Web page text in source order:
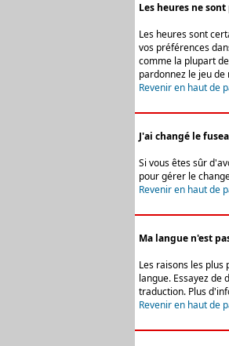
Les heures ne sont
Les heures sont
vos préférences
comme la plupart
pardonnez le jeu de
Revenir en haut de
J'ai changé le
Si vous êtes sûr
pour gérer le
Revenir en haut de
Ma langue n'est
Les raisons les
langue. Essayez
traduction. Plus
Revenir en haut de